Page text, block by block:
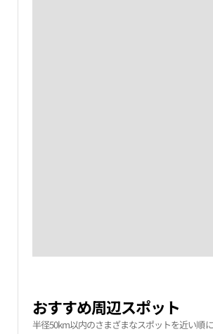
おすすめ周辺スポット
半径50km以内のさまざまなスポットを近い順に